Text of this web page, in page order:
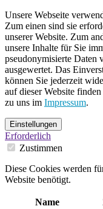
Unsere Webseite
Zum einen sind sie
unserer Website. Zum
unsere Inhalte für Sie
pseudonymisierte Daten
ausgewertet. Das
können Sie jederzeit
auf dieser Website
zu uns im Impressum.
Einstellungen
Erforderlich
Zustimmen
Diese Cookies werden
Website benötigt.
Name